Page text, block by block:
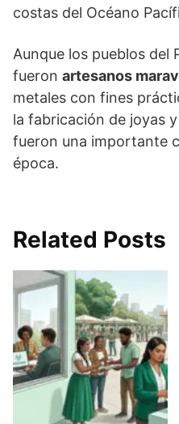
costas del Océano
Aunque los pueblos del
fueron artesanos
metales con fines
la fabricación de joyas
fueron una importante
época.
Related Posts